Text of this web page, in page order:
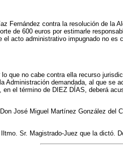
Fernández contra la resolución de la
de 600 euros por estimarle
acto administrativo impugnado no
lo que no cabe contra ella recurso
Administración demandada, al que se
el término de DIEZ DÍAS, deberá
José Miguel Martínez González del
Sr. Magistrado-Juez que la dictó.